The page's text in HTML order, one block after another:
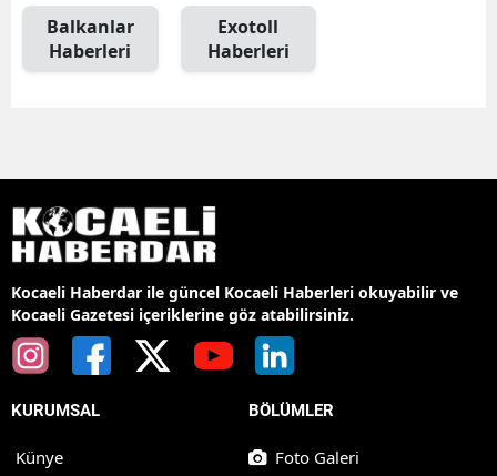
Balkanlar
Haberleri
Exotoll
Haberleri
Kocaeli Haberdar ile güncel Kocaeli Haberleri okuyabilir ve
Kocaeli Gazetesi içeriklerine göz atabilirsiniz.
KURUMSAL
Künye
BÖLÜMLER
Foto Galeri